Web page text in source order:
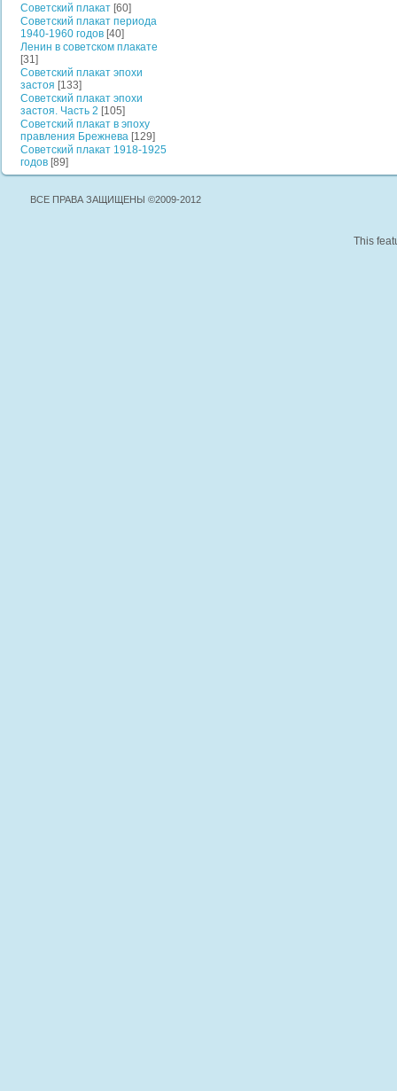
Советский плакат [60]
Советский плакат периода
1940-1960 годов [40]
Ленин в советском плакате
[31]
Советский плакат эпохи
застоя [133]
Советский плакат эпохи
застоя. Часть 2 [105]
Советский плакат в эпоху
правления Брежнева [129]
Советский плакат 1918-1925
годов [89]
ВСЕ ПРАВА ЗАЩИЩЕНЫ ©2009-2012
This